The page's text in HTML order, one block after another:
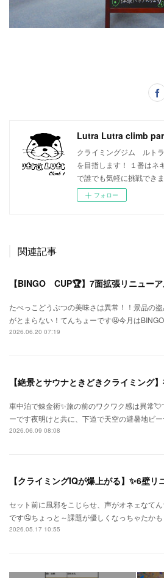
Lutra Lutra climb
クライミングジム ルト
を目指します！ １番はネ
で誰でも気軽に挑戦でき
フォロー
関連記事
【BINGO CUP🏆】7面拡張リニューア
たべっこどうぶつの美味さは異常！！景品の
がとまらない！てんちょーです🤤今月は
2026.06.20 07:19
車中泊で錬金術✨旅の前のワクワク感は異常💘
ーです夜明けと共に、下道で天空の避暑地ビ
2026.06.09 08:08
セット前に風邪をこじらせ、声がオネェなて
です🤤ちょっと～課題が優しくなっちゃたか
2026.05.17 10:55